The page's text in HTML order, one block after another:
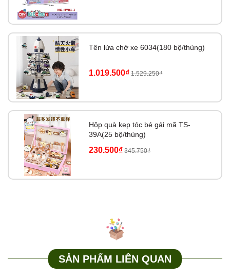
Tên lửa chở xe 6034(180 bộ/thùng)
1.019.500₫ 1.529.250₫
Hộp quà kẹp tóc bé gái mã TS-
39A(25 bộ/thùng)
230.500₫ 345.750₫
SẢN PHẨM LIÊN QUAN